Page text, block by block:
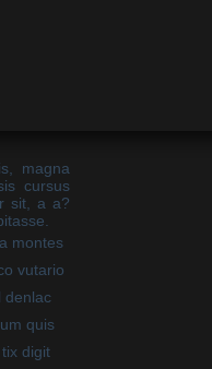
magna
cursus
sit, a a?
montes
vutario
denlac
quis
digit